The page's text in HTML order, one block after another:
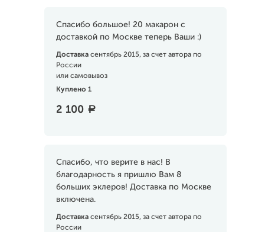
Спасибо большое! 20 макарон с
доставкой по Москве теперь Ваши :)
Доставка сентябрь 2015, за счет автора по
России
или самовывоз
Куплено 1
2 100 a
Спасибо, что верите в нас! В
благодарность я пришлю Вам 8
больших эклеров! Доставка по Москве
включена.
Доставка сентябрь 2015, за счет автора по
России